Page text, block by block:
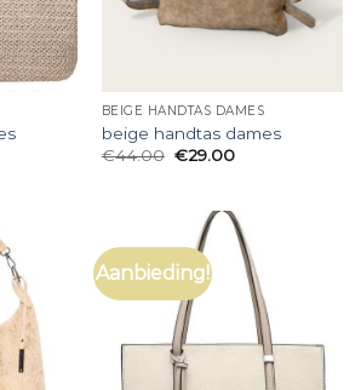
BEIGE HANDTAS DAMES
beige handtas dames
€44.00 €29.00
Aanbieding!